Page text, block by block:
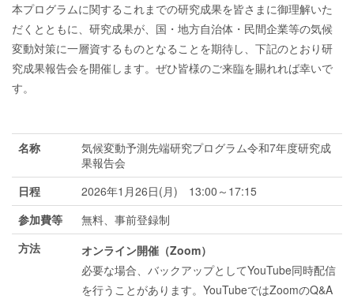
本プログラムに関するこれまでの研究成果を皆さまに御理解いた
だくとともに、研究成果が、国・地方自治体・民間企業等の気候
変動対策に一層資するものとなることを期待し、下記のとおり研
究成果報告会を開催します。ぜひ皆様のご来臨を賜れれば幸いで
す。
名称
気候変動予測先端研究プログラム令和7年度研究成
果報告会
日程
2026年1月26日(月) 13:00～17:15
参加費等
無料、事前登録制
方法
オンライン開催（Zoom）
必要な場合、バックアップとしてYouTube同時配信
を行うことがあります。YouTubeではZoomのQ&A